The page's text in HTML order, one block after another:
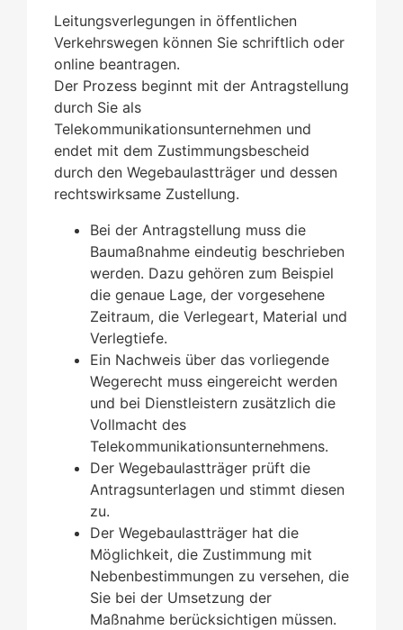
Leitungsverlegungen in öffentlichen
Verkehrswegen können Sie schriftlich oder
online beantragen.
Der Prozess beginnt mit der Antragstellung
durch Sie als
Telekommunikationsunternehmen und
endet mit dem Zustimmungsbescheid
durch den Wegebaulastträger und dessen
rechtswirksame Zustellung.
Bei der Antragstellung muss die
Baumaßnahme eindeutig beschrieben
werden. Dazu gehören zum Beispiel
die genaue Lage, der vorgesehene
Zeitraum, die Verlegeart, Material und
Verlegtiefe.
Ein Nachweis über das vorliegende
Wegerecht muss eingereicht werden
und bei Dienstleistern zusätzlich die
Vollmacht des
Telekommunikationsunternehmens.
Der Wegebaulastträger prüft die
Antragsunterlagen und stimmt diesen
zu.
Der Wegebaulastträger hat die
Möglichkeit, die Zustimmung mit
Nebenbestimmungen zu versehen, die
Sie bei der Umsetzung der
Maßnahme berücksichtigen müssen.